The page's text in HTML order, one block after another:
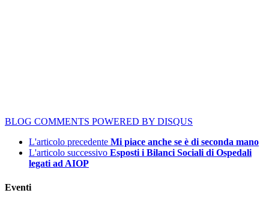
BLOG COMMENTS POWERED BY DISQUS
L'articolo precedente Mi piace anche se è di seconda mano
L'articolo successivo Esposti i Bilanci Sociali di Ospedali
legati ad AIOP
Eventi